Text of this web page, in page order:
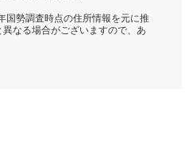
国勢調査時点の住所情報を元に推
なる場合がございますので、あ